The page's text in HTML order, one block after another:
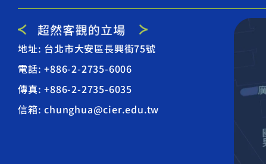
地址: 台北市大安區長興街75號
電話: +886-2-2735-6006
傳真: +886-2-2735-6035
信箱: chunghua@cier.edu.tw